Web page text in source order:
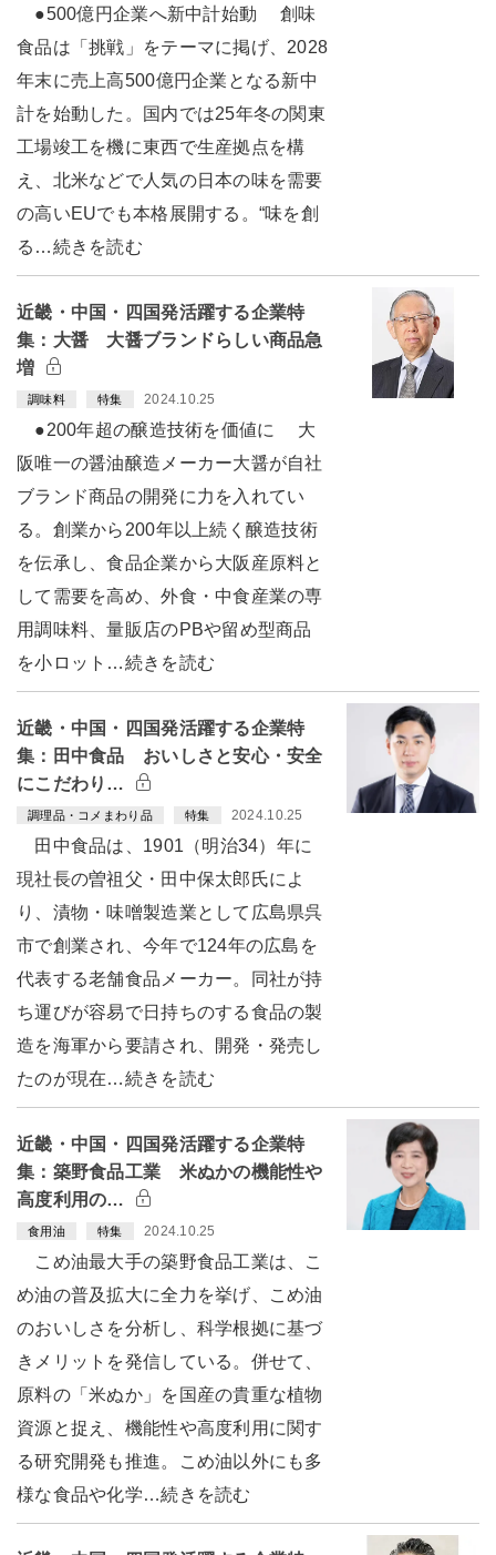
●500億円企業へ新中計始動 創味
食品は「挑戦」をテーマに掲げ、2028
年末に売上高500億円企業となる新中
計を始動した。国内では25年冬の関東
工場竣工を機に東西で生産拠点を構
え、北米などで人気の日本の味を需要
の高いEUでも本格展開する。“味を創
る…続きを読む
近畿・中国・四国発活躍する企業特
集：大醤 大醤ブランドらしい商品急
増
調味料 特集 2024.10.25
●200年超の醸造技術を価値に 大
阪唯一の醤油醸造メーカー大醤が自社
ブランド商品の開発に力を入れてい
る。創業から200年以上続く醸造技術
を伝承し、食品企業から大阪産原料と
して需要を高め、外食・中食産業の専
用調味料、量販店のPBや留め型商品
を小ロット…続きを読む
近畿・中国・四国発活躍する企業特
集：田中食品 おいしさと安心・安全
にこだわり…
調理品・コメまわり品 特集 2024.10.25
田中食品は、1901（明治34）年に
現社長の曽祖父・田中保太郎氏によ
り、漬物・味噌製造業として広島県呉
市で創業され、今年で124年の広島を
代表する老舗食品メーカー。同社が持
ち運びが容易で日持ちのする食品の製
造を海軍から要請され、開発・発売し
たのが現在…続きを読む
近畿・中国・四国発活躍する企業特
集：築野食品工業 米ぬかの機能性や
高度利用の…
食用油 特集 2024.10.25
こめ油最大手の築野食品工業は、こ
め油の普及拡大に全力を挙げ、こめ油
のおいしさを分析し、科学根拠に基づ
きメリットを発信している。併せて、
原料の「米ぬか」を国産の貴重な植物
資源と捉え、機能性や高度利用に関す
る研究開発も推進。こめ油以外にも多
様な食品や化学…続きを読む